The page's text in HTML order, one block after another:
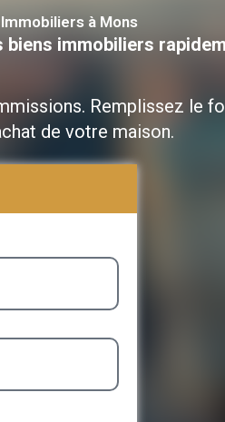
à Mons
immobiliers
Remplissez le
de votre maison.